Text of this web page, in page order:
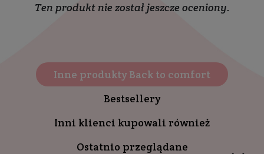
Ten produkt nie został jeszcze oceniony.
Inne produkty Back to comfort
Bestsellery
Inni klienci kupowali również
Ostatnio przeglądane